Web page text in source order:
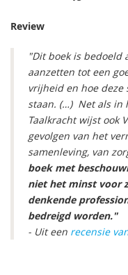
Review
"Dit boek is bedoeld
aanzetten tot een
vrijheid en hoe
staan. (…) Net als in
Taalkracht wijst ook
gevolgen van het
samenleving, van
boek met
niet het minst voor
denkende
bedreigd worden."
- Uit een recensie